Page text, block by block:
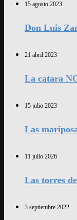
15 agosto 2023
Don Luis
21 abril 2023
La catara
15 julio 2023
Las
11 julio 2026
Las torres
3 septiembre 2022